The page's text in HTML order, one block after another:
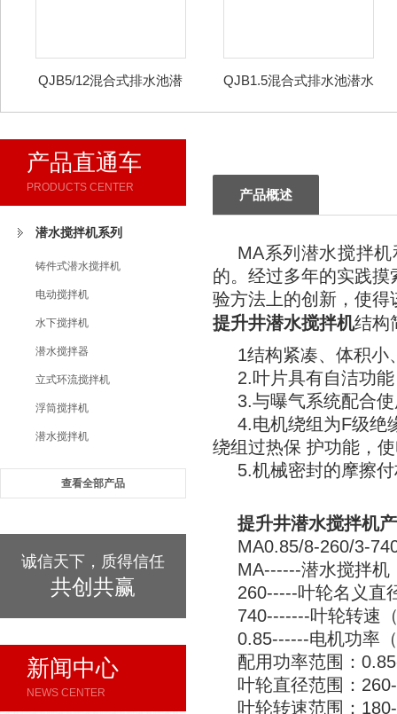
QJB5/12混合式排水池潜
QJB1.5混合式排水池潜水
产品直通车
PRODUCTS CENTER
潜水搅拌机系列
铸件式潜水搅拌机
电动搅拌机
水下搅拌机
潜水搅拌器
立式环流搅拌机
浮筒搅拌机
潜水搅拌机
查看全部产品
诚信天下，质得信任
共创共赢
新闻中心
NEWS CENTER
产品概述
MA系列潜水搅拌
的。经过多年的实践
验方法上的创新，使
提升井潜水搅拌机结构
1结构紧凑、体积小
2.叶片具有自洁功
3.与曝气系统配合
4.电机绕组为F级绝
绕组过热保 护功能，
5.机械密封的摩擦
提升井潜水搅拌机
MA0.85/8-260/3-
MA------潜水搅拌机
260-----叶轮名义直
740-------叶轮转速
0.85------电机功率
配用功率范围：
叶轮直径范围：
叶轮转速范围：